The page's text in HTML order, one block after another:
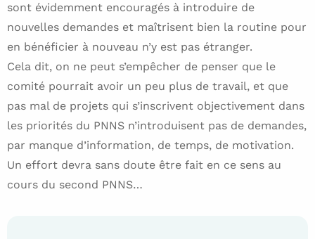
sont évidemment encouragés à introduire de
nouvelles demandes et maîtrisent bien la routine pour
en bénéficier à nouveau n’y est pas étranger.
Cela dit, on ne peut s’empêcher de penser que le
comité pourrait avoir un peu plus de travail, et que
pas mal de projets qui s’inscrivent objectivement dans
les priorités du PNNS n’introduisent pas de demandes,
par manque d’information, de temps, de motivation.
Un effort devra sans doute être fait en ce sens au
cours du second PNNS…